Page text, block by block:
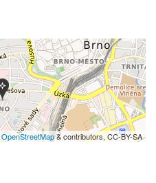
OpenStreetMap& contributors, CC-BY-SA